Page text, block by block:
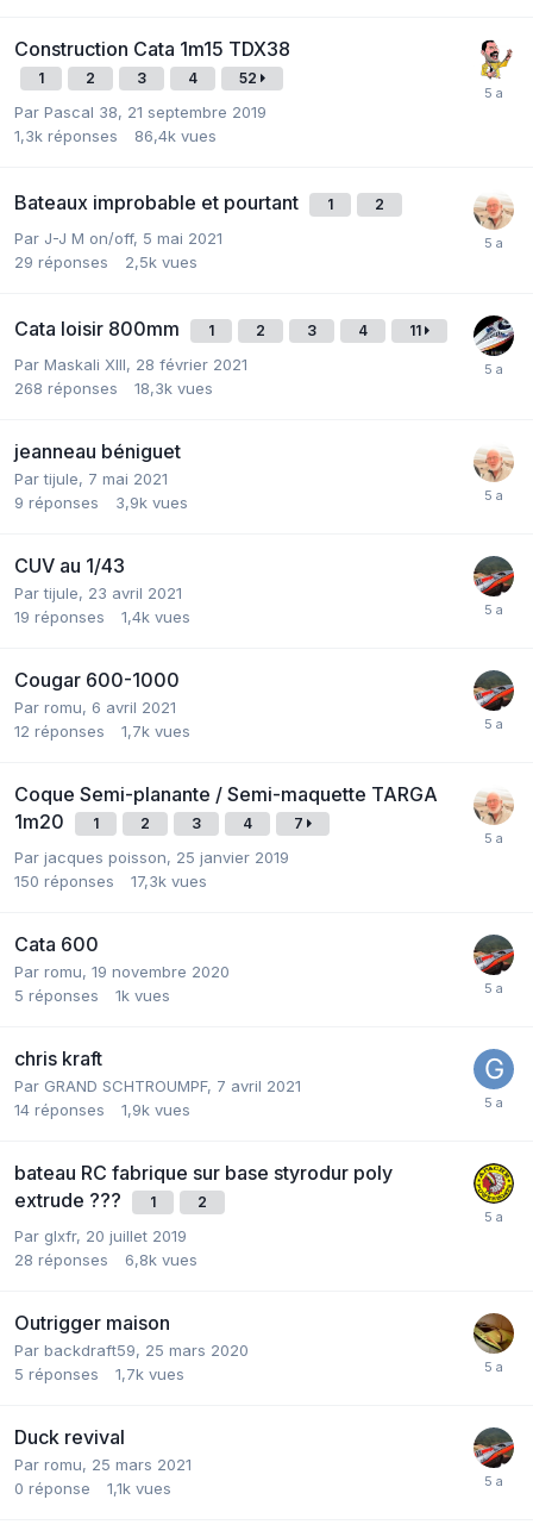
Construction Cata 1m15 TDX38
1 2 3 4 52
Par Pascal 38, 21 septembre 2019
1,3k réponses 86,4k vues
Bateaux improbable et pourtant 1 2
Par J-J M on/off, 5 mai 2021
29 réponses 2,5k vues
Cata loisir 800mm 1 2 3 4 11
Par Maskali XIII, 28 février 2021
268 réponses 18,3k vues
jeanneau béniguet
Par tijule, 7 mai 2021
9 réponses 3,9k vues
CUV au 1/43
Par tijule, 23 avril 2021
19 réponses 1,4k vues
Cougar 600-1000
Par romu, 6 avril 2021
12 réponses 1,7k vues
Coque Semi-planante / Semi-maquette TARGA
1m20
1 2 3 4 7
Par jacques poisson, 25 janvier 2019
150 réponses 17,3k vues
Cata 600
Par romu, 19 novembre 2020
5 réponses 1k vues
chris kraft
Par GRAND SCHTROUMPF, 7 avril 2021
14 réponses 1,9k vues
bateau RC fabrique sur base styrodur poly
extrude ???
1 2
Par glxfr, 20 juillet 2019
28 réponses 6,8k vues
Outrigger maison
Par backdraft59, 25 mars 2020
5 réponses 1,7k vues
Duck revival
Par romu, 25 mars 2021
0 réponse 1,1k vues